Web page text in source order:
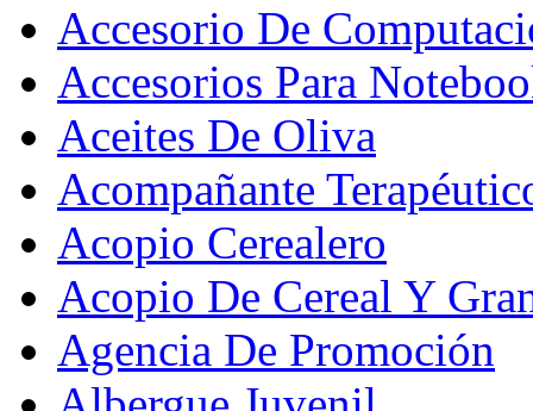
Accesorio De
Accesorios Para
Aceites De Oliva
Acompañante
Acopio Cerealero
Acopio De Cereal Y
Agencia De Promoción